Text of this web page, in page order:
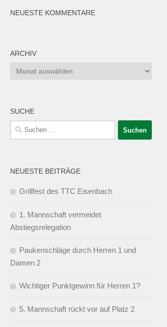
NEUESTE KOMMENTARE
ARCHIV
Archiv
SUCHE
Suchen
nach:
NEUESTE BEITRÄGE
Grillfest des TTC Eisenbach
1. Mannschaft vermeidet
Abstiegsrelegation
Paukenschläge durch Herren 1 und
Damen 2
Wichtiger Punktgewinn für Herren 1?
5. Mannschaft rückt vor auf Platz 2